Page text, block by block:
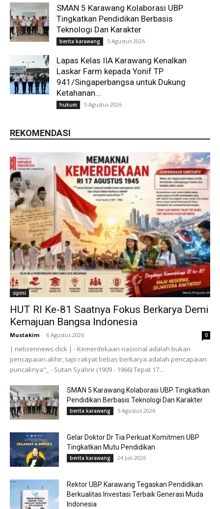
SMAN 5 Karawang Kolaborasi UBP
Tingkatkan Pendidikan Berbasis
Teknologi Dan Karakter
berita karawang 5 Agustus 2026
Lapas Kelas IIA Karawang Kenalkan
Laskar Farm kepada Yonif TP
941/Singaperbangsa untuk Dukung
Ketahanan...
hukum 5 Agustus 2026
REKOMENDASI
opini
HUT RI Ke-81 Saatnya Fokus Berkarya Demi
Kemajuan Bangsa Indonesia
Mustakim - 6 Agustus 2026 0
| netizennews.click | - Kemerdekaan nasional adalah bukan
pencapaian akhir, tapi rakyat bebas berkarya adalah pencapaian
puncaknya"_ - Sutan Syahrir (1909 - 1966) Tepat 17...
SMAN 5 Karawang Kolaborasi UBP Tingkatkan
Pendidikan Berbasis Teknologi Dan Karakter
berita karawang 5 Agustus 2026
Gelar Doktor Dr Tia Perkuat Komitmen UBP
Tingkatkan Mutu Pendidikan
berita karawang 24 Juli 2026
Rektor UBP Karawang Tegaskan Pendidikan
Berkualitas Investasi Terbaik Generasi Muda
Indonesia